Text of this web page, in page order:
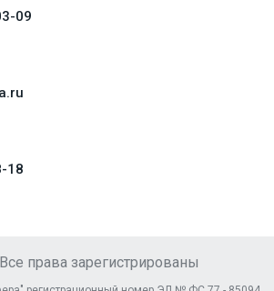
09
18
права зарегистрированы